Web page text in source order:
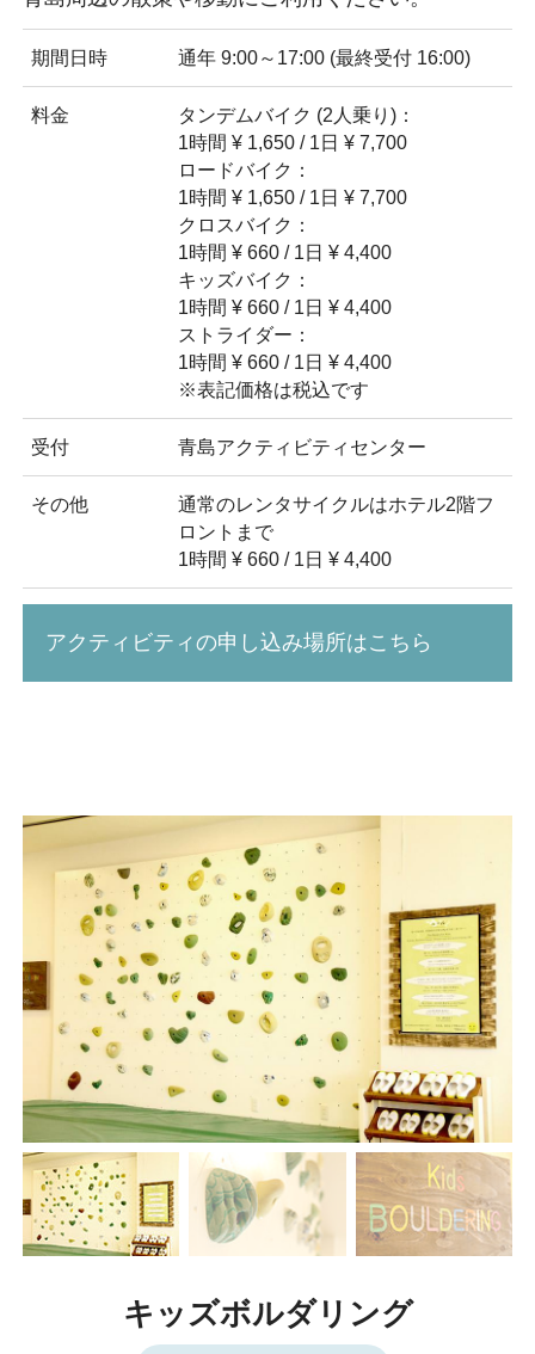
期間日時 通年 9:00～17:00 (最終受付 16:00)
料金
タンデムバイク (2人乗り)：
1時間 ¥ 1,650 / 1日 ¥ 7,700
ロードバイク：
1時間 ¥ 1,650 / 1日 ¥ 7,700
クロスバイク：
1時間 ¥ 660 / 1日 ¥ 4,400
キッズバイク：
1時間 ¥ 660 / 1日 ¥ 4,400
ストライダー：
1時間 ¥ 660 / 1日 ¥ 4,400
※表記価格は税込です
受付 青島アクティビティセンター
その他
通常のレンタサイクルはホテル2階フ
ロントまで
1時間 ¥ 660 / 1日 ¥ 4,400
アクティビティの申し込み場所はこちら
キッズボルダリング